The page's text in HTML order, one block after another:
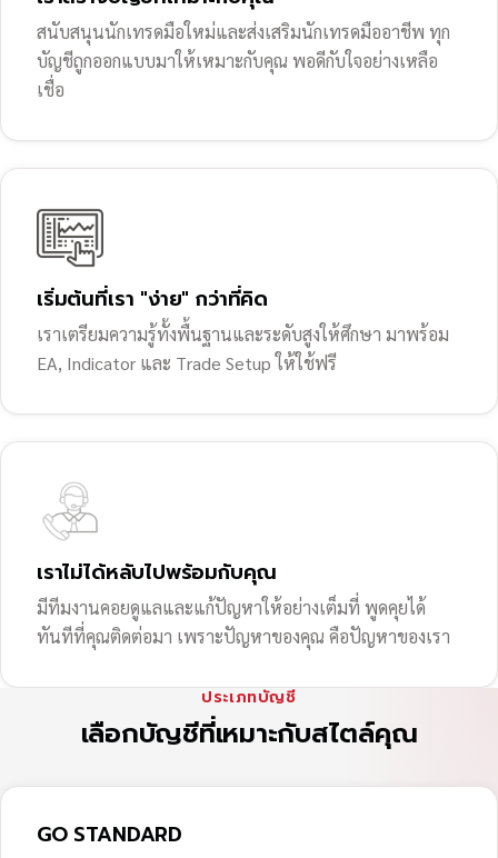
สนับสนุนนักเทรดมือใหม่และส่งเสริมนักเทรดมืออาชีพ ทุก
บัญชีถูกออกแบบมาให้เหมาะกับคุณ พอดีกับใจอย่างเหลือ
เชื่อ
เริ่มต้นที่เรา "ง่าย" กว่าที่คิด
เราเตรียมความรู้ทั้งพื้นฐานและระดับสูงให้ศึกษา มาพร้อม
EA, Indicator และ Trade Setup ให้ใช้ฟรี
เราไม่ได้หลับไปพร้อมกับคุณ
มีทีมงานคอยดูแลและแก้ปัญหาให้อย่างเต็มที่ พูดคุยได้
ทันทีที่คุณติดต่อมา เพราะปัญหาของคุณ คือปัญหาของเรา
ประเภทบัญชี
เลือกบัญชีที่เหมาะกับสไตล์คุณ
GO STANDARD